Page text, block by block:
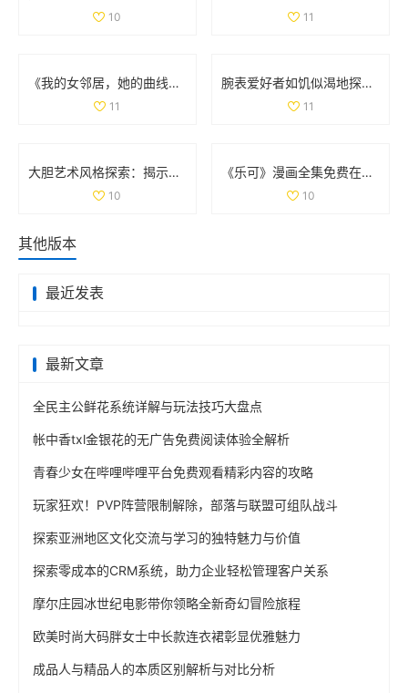
10 11
《我的女邻居，她的曲线与故事交织的生活》
11
腕表爱好者如饥似渴地探索la.vorace品牌魅力与精品
11
大胆艺术风格探索：揭示创意与表达的无限可能
10
《乐可》漫画全集免费在线阅读，畅享精彩剧情与精彩角色
10
其他版本
最近发表
最新文章
全民主公鲜花系统详解与玩法技巧大盘点
帐中香txl金银花的无广告免费阅读体验全解析
青春少女在哔哩哔哩平台免费观看精彩内容的攻略
玩家狂欢！PVP阵营限制解除，部落与联盟可组队战斗
探索亚洲地区文化交流与学习的独特魅力与价值
探索零成本的CRM系统，助力企业轻松管理客户关系
摩尔庄园冰世纪电影带你领略全新奇幻冒险旅程
欧美时尚大码胖女士中长款连衣裙彰显优雅魅力
成品人与精品人的本质区别解析与对比分析